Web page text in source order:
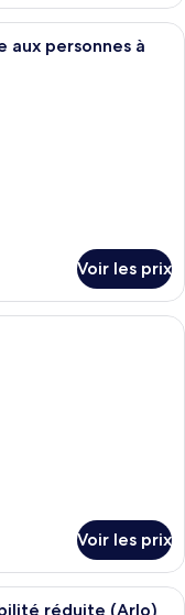
d’hôtel avec deux lits,
aux personnes à
Voir les prix
d’hôtel moderne
Voir les prix
moderne avec un canapé
réduite (Arlo)